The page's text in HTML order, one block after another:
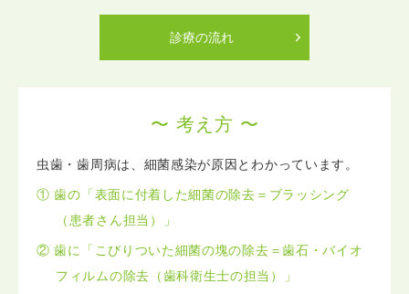
診療の流れ
〜 考え方 〜
虫歯・歯周病は、細菌感染が原因とわかっています。
① 歯の「表面に付着した細菌の除去＝ブラッシング
（患者さん担当）」
② 歯に「こびりついた細菌の塊の除去＝歯石・バイオ
フィルムの除去（歯科衛生士の担当）」